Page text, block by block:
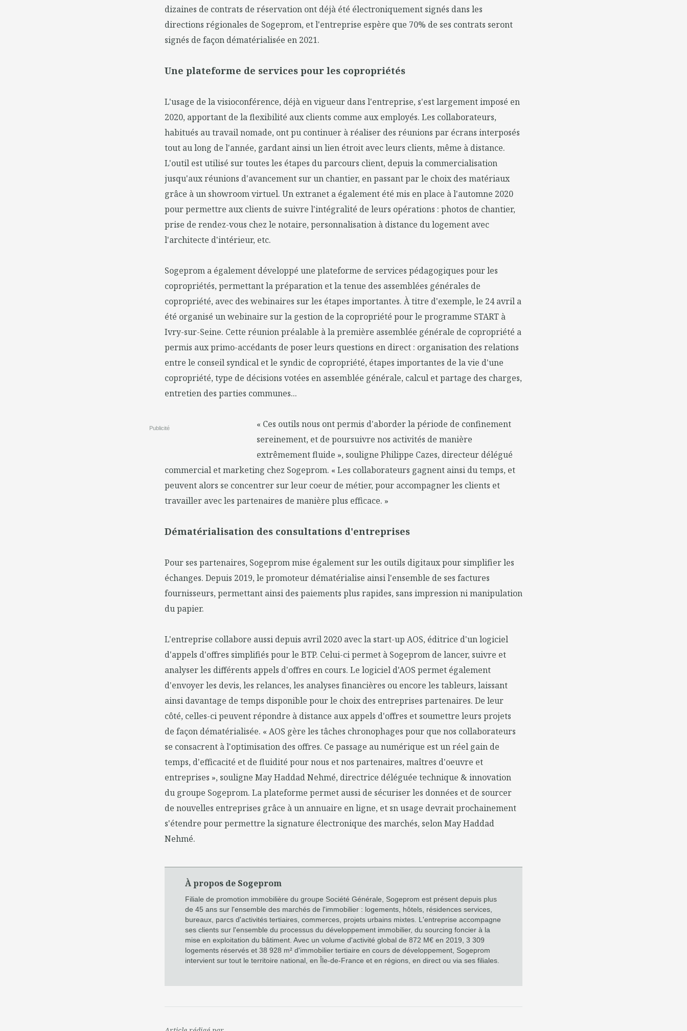
dizaines de contrats de réservation ont déjà été électroniquement signés dans les
directions régionales de Sogeprom, et l'entreprise espère que 70% de ses contrats seront
signés de façon dématérialisée en 2021.
Une plateforme de services pour les copropriétés
L'usage de la visioconférence, déjà en vigueur dans l'entreprise, s'est largement imposé en
2020, apportant de la flexibilité aux clients comme aux employés. Les collaborateurs,
habitués au travail nomade, ont pu continuer à réaliser des réunions par écrans interposés
tout au long de l'année, gardant ainsi un lien étroit avec leurs clients, même à distance.
L'outil est utilisé sur toutes les étapes du parcours client, depuis la commercialisation
jusqu'aux réunions d'avancement sur un chantier, en passant par le choix des matériaux
grâce à un showroom virtuel. Un extranet a également été mis en place à l'automne 2020
pour permettre aux clients de suivre l'intégralité de leurs opérations : photos de chantier,
prise de rendez-vous chez le notaire, personnalisation à distance du logement avec
l'architecte d'intérieur, etc.
Sogeprom a également développé une plateforme de services pédagogiques pour les
copropriétés, permettant la préparation et la tenue des assemblées générales de
copropriété, avec des webinaires sur les étapes importantes. À titre d'exemple, le 24 avril a
été organisé un webinaire sur la gestion de la copropriété pour le programme START à
Ivry-sur-Seine. Cette réunion préalable à la première assemblée générale de copropriété a
permis aux primo-accédants de poser leurs questions en direct : organisation des relations
entre le conseil syndical et le syndic de copropriété, étapes importantes de la vie d'une
copropriété, type de décisions votées en assemblée générale, calcul et partage des charges,
entretien des parties communes...
Publicité
« Ces outils nous ont permis d'aborder la période de confinement
sereinement, et de poursuivre nos activités de manière
extrêmement fluide », souligne Philippe Cazes, directeur délégué
commercial et marketing chez Sogeprom. « Les collaborateurs gagnent ainsi du temps, et
peuvent alors se concentrer sur leur coeur de métier, pour accompagner les clients et
travailler avec les partenaires de manière plus efficace. »
Dématérialisation des consultations d'entreprises
Pour ses partenaires, Sogeprom mise également sur les outils digitaux pour simplifier les
échanges. Depuis 2019, le promoteur dématérialise ainsi l'ensemble de ses factures
fournisseurs, permettant ainsi des paiements plus rapides, sans impression ni manipulation
du papier.
L'entreprise collabore aussi depuis avril 2020 avec la start-up AOS, éditrice d'un logiciel
d'appels d'offres simplifiés pour le BTP. Celui-ci permet à Sogeprom de lancer, suivre et
analyser les différents appels d'offres en cours. Le logiciel d'AOS permet également
d'envoyer les devis, les relances, les analyses financières ou encore les tableurs, laissant
ainsi davantage de temps disponible pour le choix des entreprises partenaires. De leur
côté, celles-ci peuvent répondre à distance aux appels d'offres et soumettre leurs projets
de façon dématérialisée. « AOS gère les tâches chronophages pour que nos collaborateurs
se consacrent à l'optimisation des offres. Ce passage au numérique est un réel gain de
temps, d'efficacité et de fluidité pour nous et nos partenaires, maîtres d'oeuvre et
entreprises », souligne May Haddad Nehmé, directrice déléguée technique & innovation
du groupe Sogeprom. La plateforme permet aussi de sécuriser les données et de sourcer
de nouvelles entreprises grâce à un annuaire en ligne, et sn usage devrait prochainement
s'étendre pour permettre la signature électronique des marchés, selon May Haddad
Nehmé.
À propos de Sogeprom
Filiale de promotion immobilière du groupe Société Générale, Sogeprom est présent depuis plus
de 45 ans sur l'ensemble des marchés de l'immobilier : logements, hôtels, résidences services,
bureaux, parcs d'activités tertiaires, commerces, projets urbains mixtes. L'entreprise accompagne
ses clients sur l'ensemble du processus du développement immobilier, du sourcing foncier à la
mise en exploitation du bâtiment. Avec un volume d'activité global de 872 M€ en 2019, 3 309
logements réservés et 38 928 m² d'immobilier tertiaire en cours de développement, Sogeprom
intervient sur tout le territoire national, en Île-de-France et en régions, en direct ou via ses filiales.